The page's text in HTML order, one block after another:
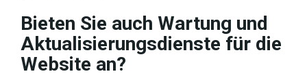
Bieten Sie auch Wartung und
Aktualisierungsdienste für die
Website an?